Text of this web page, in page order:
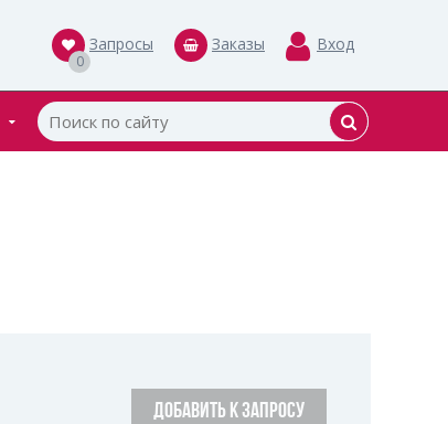
0
Запросы Заказы Вход
ДОБАВИТЬ К ЗАПРОСУ